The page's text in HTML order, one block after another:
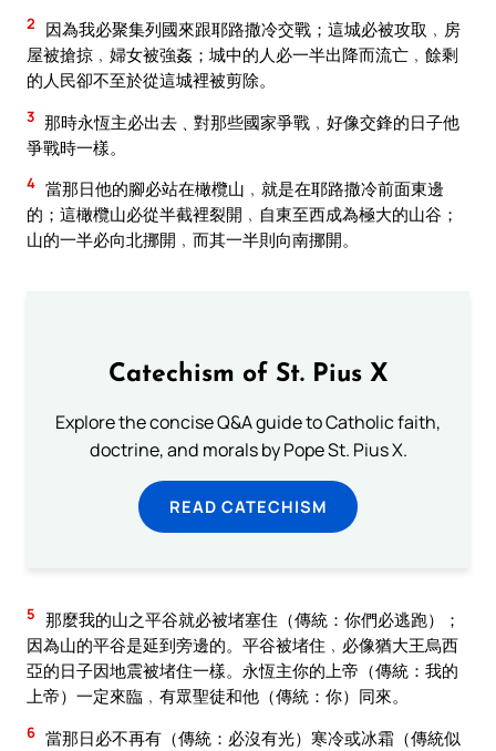
2
因為我必聚集列國來跟耶路撒冷交戰；這城必被攻取﹐房
屋被搶掠﹐婦女被強姦；城中的人必一半出降而流亡﹐餘剩
的人民卻不至於從這城裡被剪除。
3 那時永恆主必出去﹑對那些國家爭戰﹐好像交鋒的日子他
爭戰時一樣。
4 當那日他的腳必站在橄欖山﹐就是在耶路撒冷前面東邊
的；這橄欖山必從半截裡裂開﹐自東至西成為極大的山谷；
山的一半必向北挪開﹐而其一半則向南挪開。
Catechism of St. Pius X
Explore the concise Q&A guide to Catholic faith,
doctrine, and morals by Pope St. Pius X.
READ CATECHISM
5 那麼我的山之平谷就必被堵塞住（傳統：你們必逃跑）；
因為山的平谷是延到旁邊的。平谷被堵住﹐必像猶大王烏西
亞的日子因地震被堵住一樣。永恆主你的上帝（傳統：我的
上帝）一定來臨﹐有眾聖徒和他（傳統：你）同來。
6 當那日必不再有（傳統：必沒有光）寒冷或冰霜（傳統似